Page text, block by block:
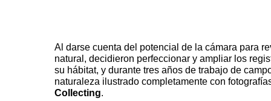
Al darse cuenta del potencial de la cámara para
natural, decidieron perfeccionar y ampliar los
su hábitat, y durante tres años de trabajo de
naturaleza ilustrado completamente con
Collecting.